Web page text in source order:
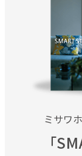
ミサワ
「